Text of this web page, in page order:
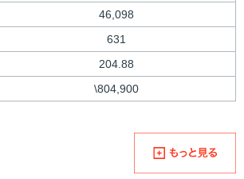
46,098
631
204.88
\804,900